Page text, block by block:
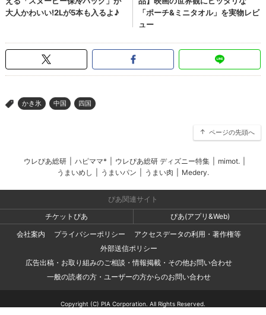
> かき氷 中国 四国
ページの先頭へ
ウレぴあ総研 ハピママ* ウレぴあ総研 ディズニー特集 mimot.
うまいめし
うまいパン うまい肉 Medery.
ぴあ関連サイト
チケットぴあ
ぴあ(アプリ&Web)
会社案内
プライバシーポリシー
アクセスデータの利用・著作権等
外部送信ポリシー
広告出稿・お取り組みのご相談・情報掲載・その他お問い合わせ
一般の読者の方・ユーザーの方からのお問い合わせ
Copyright (C) PIA Corporation. All Rights Reserved.